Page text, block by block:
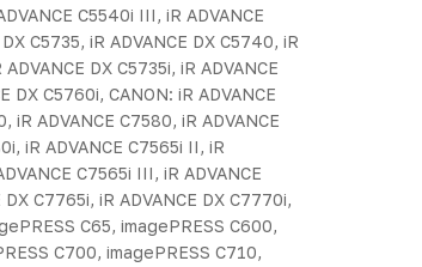
C5540i III, iR ADVANCE
C5735, iR ADVANCE DX C5740, iR
DX C5735i, iR ADVANCE
DX C5760i, CANON: iR ADVANCE
iR ADVANCE C7580, iR ADVANCE
iR ADVANCE C7565i II, iR
C7565i III, iR ADVANCE
C7765i, iR ADVANCE DX C7770i,
C65, imagePRESS C600,
C700, imagePRESS C710,